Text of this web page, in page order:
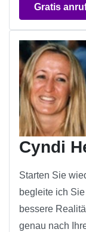
Gratis
Cyndi
Starten Sie
begleite ich
bessere
genau nach